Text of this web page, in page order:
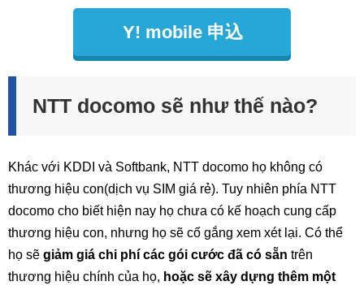
Y! mobile 申込
NTT docomo sẽ như thế nào?
Khác với KDDI và Softbank, NTT docomo họ không có
thương hiệu con(dịch vụ SIM giá rẻ). Tuy nhiên phía NTT
docomo cho biết hiện nay họ chưa có kế hoạch cung cấp
thương hiệu con, nhưng họ sẽ cố gắng xem xét lại. Có thể
họ sẽ giảm giá chi phí các gói cước đã có sẵn trên
thương hiệu chính của họ, hoặc sẽ xây dựng thêm một